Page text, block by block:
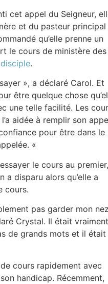
cet appel du Seigneur,
et du pasteur principal
qu’elle prenne un
le cours de ministère des
.
», a déclaré Carol. Et
être quelque chose
une telle facilité. Les
aidée à remplir son
pour être dans le
«
le cours au premier,
a disparu alors qu’elle a
cours.
pas garder mon
Crystal. Il était vraiment
de grands mots et il était
cours rapidement avec
handicap. Récemment,